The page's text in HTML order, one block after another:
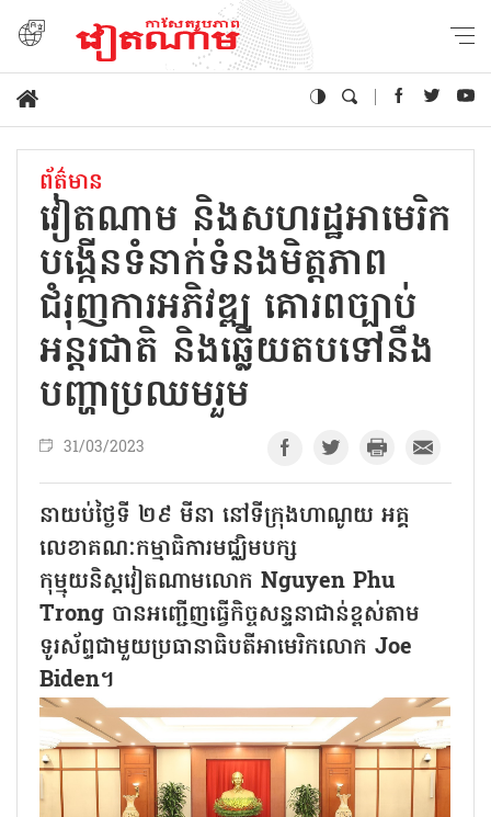
ព័ត៌មាន
វៀតណាម និងសហរដ្ឋអាមេរិក
បង្កើនទំនាក់ទំនងមិត្តភាព
ជំរុញការអភិវឌ្ឍ គោរពច្បាប់
អន្តរជាតិ និងឆ្លើយតបទៅនឹង
បញ្ហាប្រឈមរួម
31/03/2023
នាយប់ថ្ងៃទី ២៩ មីនា នៅទីក្រុងហាណូយ អគ្គ
លេខាគណៈកម្មាធិការមជ្ឈិមបក្ស
កុម្មុយនិស្តវៀតណាមលោក Nguyen Phu
Trong បានអញ្ជើញធ្វើកិច្ចសន្ទនាជាន់ខ្ពស់តាម
ទូរស័ព្ទជាមួយប្រធានាធិបតីអាមេរិកលោក Joe
Biden។